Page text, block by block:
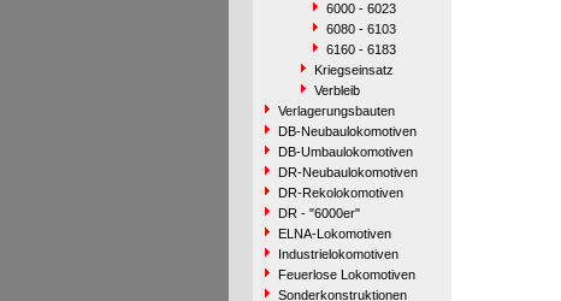
6000 - 6023
6080 - 6103
6160 - 6183
Kriegseinsatz
Verbleib
Verlagerungsbauten
DB-Neubaulokomotiven
DB-Umbaulokomotiven
DR-Neubaulokomotiven
DR-Rekolokomotiven
DR - "6000er"
ELNA-Lokomotiven
Industrielokomotiven
Feuerlose Lokomotiven
Sonderkonstruktionen